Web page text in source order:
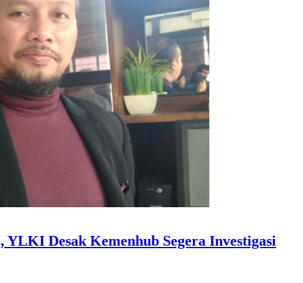
Desak Kemenhub Segera Investigasi